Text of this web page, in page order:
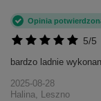
5/5
Opinia
bardzo ladnie
2025-08-28
Halina, Leszno